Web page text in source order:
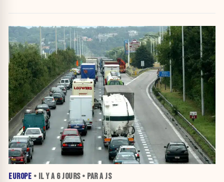
EUROPE • IL Y A 6 JOURS• PAR A JS